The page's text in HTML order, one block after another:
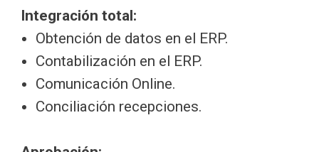
Integración total:
Obtención de datos en el ERP.
Contabilización en el ERP.
Comunicación Online.
Conciliación recepciones.